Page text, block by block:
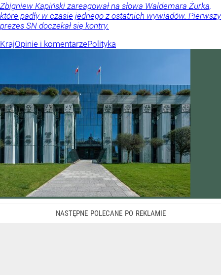
Zbigniew Kapiński zareagował na słowa Waldemara Żurka,
które padły w czasie jednego z ostatnich wywiadów. Pierwszy
prezes SN doczekał się kontry.
KrajOpinie i komentarzePolityka